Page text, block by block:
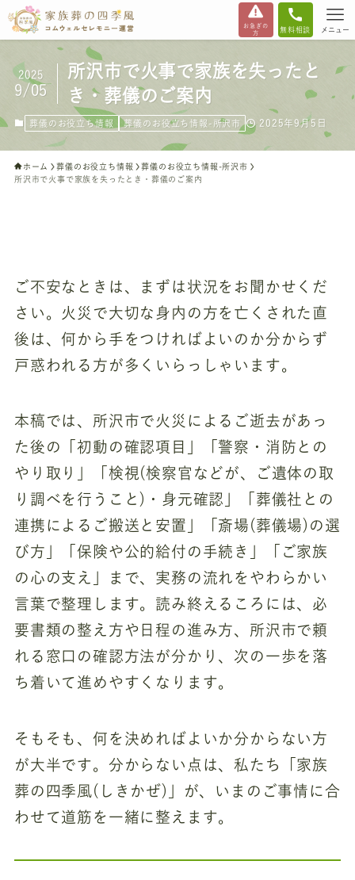
お急ぎの
方
無料相談 メニュー
所沢市で火事で家族を失ったと
き・葬儀のご案内
2025
9/05
葬儀のお役立ち情報 葬儀のお役立ち情報-所沢市 2025年9月5日
ホーム 葬儀のお役立ち情報
葬儀のお役立ち情報-所沢市
所沢市で火事で家族を失ったとき・葬儀のご案内
ご不安なときは、まずは状況をお聞かせくだ
さい。火災で大切な身内の方を亡くされた直
後は、何から手をつければよいのか分からず
戸惑われる方が多くいらっしゃいます。
本稿では、所沢市で火災によるご逝去があっ
た後の「初動の確認項目」「警察・消防との
やり取り」「検視(検察官などが、ご遺体の取
り調べを行うこと)・身元確認」「葬儀社との
連携によるご搬送と安置」「斎場(葬儀場)の選
び方」「保険や公的給付の手続き」「ご家族
の心の支え」まで、実務の流れをやわらかい
言葉で整理します。読み終えるころには、必
要書類の整え方や日程の進み方、所沢市で頼
れる窓口の確認方法が分かり、次の一歩を落
ち着いて進めやすくなります。
そもそも、何を決めればよいか分からない方
が大半です。分からない点は、私たち「家族
葬の四季風(しきかぜ)」が、いまのご事情に合
わせて道筋を一緒に整えます。